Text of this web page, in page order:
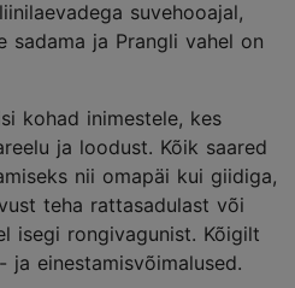
suvehooajal,
sadama ja Prangli vahel on
kohad inimestele, kes
ja loodust. Kõik saared
nii omapäi kui giidiga,
teha rattasadulast või
isegi rongivagunist. Kõigilt
einestamisvõimalused.